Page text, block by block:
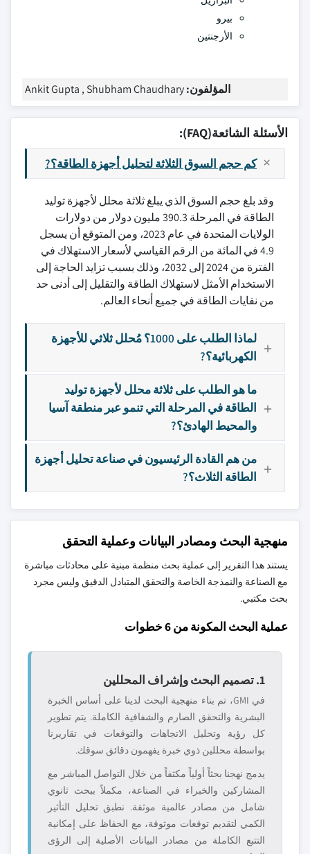
بيرو
الأرجنتين
المؤلفون:Ankit Gupta , Shubham Chaudhary
الأسئلة الشائعة(FAQ):
كم حجم السوق الثلاثة لتحليل أجهزة الطاقة؟?
وقد بلغ حجم السوق الذي يبلغ ثلاثة محلل لأجهزة توليد
الطاقة في المرحلة 390.3 مليون دولار من دولارات
الولايات المتحدة في عام 2023، ومن المتوقع أن يسجل
4.9 في المائة من الرقم القياسي لأسعار الاستهلاك في
الفترة من 2024 إلى 2032، وذلك بسبب تزايد الحاجة إلى
الاستخدام الأمثل لاستهلاك الطاقة والتقليل إلى أدنى حد
من نفايات الطاقة في جميع أنحاء العالم.
لماذا الطلب على 1000؟ مُحلل ثلاثي للأجهزة
الكهربائية؟?
ما هو الطلب على ثلاثة محلل لأجهزة توليد
الطاقة في المرحلة التي تنمو عبر منطقة آسيا
والمحيط الهادئ؟?
من هم القادة الرئيسيون في صناعة تحليل أجهزة
الطاقة الثلاث؟?
منهجية البحث ومصادر البيانات وعملية التحقق
يستند هذا التقرير إلى عملية بحث منظمة مبنية على محادثات مباشرة
مع الصناعة والنمذجة الخاصة والتحقق المتبادل الدقيق وليس مجرد
بحث مكتبي.
عملية البحث المكونة من 6 خطوات
1. تصميم البحث وإشراف المحللين
في GMI، تم بناء منهجية البحث لدينا على أساس الخبرة
البشرية والتحقق الصارم والشفافية الكاملة. يتم تطوير
كل رؤية وتحليل الاتجاهات والتوقعات في تقاريرنا
بواسطة محللين ذوي خبرة يفهمون دقائق سوقك.
يدمج نهجنا بحثاً أولياً مكثفاً من خلال التواصل المباشر مع
المشاركين والخبراء في الصناعة، مكملاً ببحث ثانوي
شامل من مصادر عالمية موثقة. نطبق تحليل التأثير
الكمي لتقديم توقعات موثوقة، مع الحفاظ على إمكانية
التتبع الكاملة من مصادر البيانات الأصلية إلى الرؤى